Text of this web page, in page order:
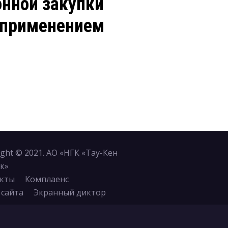
© 2021. АО «НГК «Тау-Кен
Комплаенс
Экранный диктор